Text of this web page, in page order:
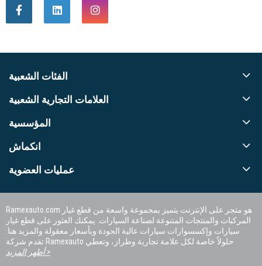
الفئات الشعبية
العلامات التجارية الشعبية
المؤسسية
انكماش
عمليات العضوية
Ramexauto.com هو متجر على الإنترنت يتميز بمجموعة واسعة من قطع غيار
المركبات والمنتجات المتنوعة لصناعة السيارات. يمكنك العثور على قطع غيار
سيارات وإكسسوارات سيارات عالية الجودة وبأسعار معقولة والمزيد هنا.
تقدم شركة Ramexauto حلولاً خاصة لكل علامة تجارية وطراز، وتعطي
أظهر المزيد >